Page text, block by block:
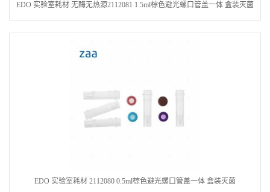
EDO 实验室耗材 无酶无热源2112081 1.5ml棕色避光螺口管盖一体 盒装灭菌
EDO 实验室耗材 2112080 0.5ml棕色避光螺口管盖一体 盒装灭菌